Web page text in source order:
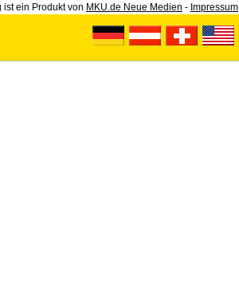
ist ein Produkt von MKU.de Neue Medien - Impressum